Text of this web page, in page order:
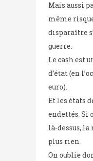
Mais aussi
même
disparaître
guerre.
Le cash est
d’état (en
euro).
Et les états
endettés. Si
là-dessus,
plus rien.
On oublie